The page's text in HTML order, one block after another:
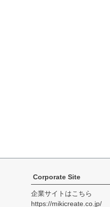
Corporate Site
企業サイトはこちら
https://mikicreate.co.jp/